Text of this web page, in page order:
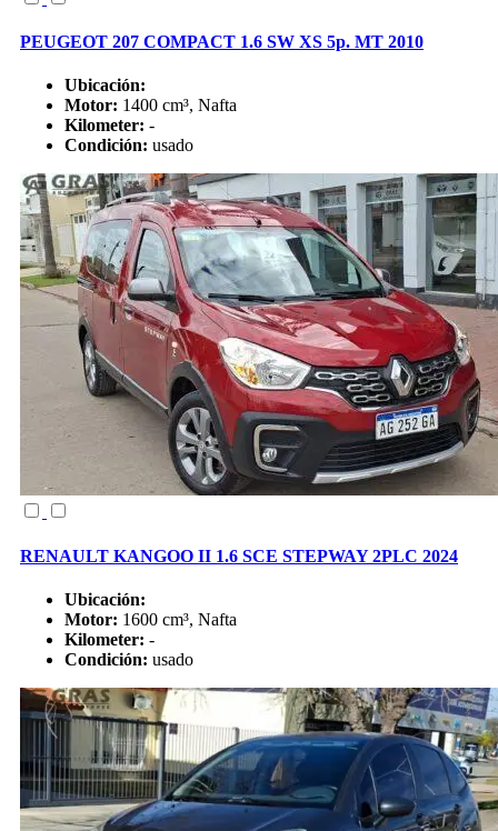
PEUGEOT 207 COMPACT 1.6 SW XS 5p. MT 2010
Ubicación:
Motor: 1400 cm³, Nafta
Kilometer: -
Condición: usado
RENAULT KANGOO II 1.6 SCE STEPWAY 2PLC 2024
Ubicación:
Motor: 1600 cm³, Nafta
Kilometer: -
Condición: usado